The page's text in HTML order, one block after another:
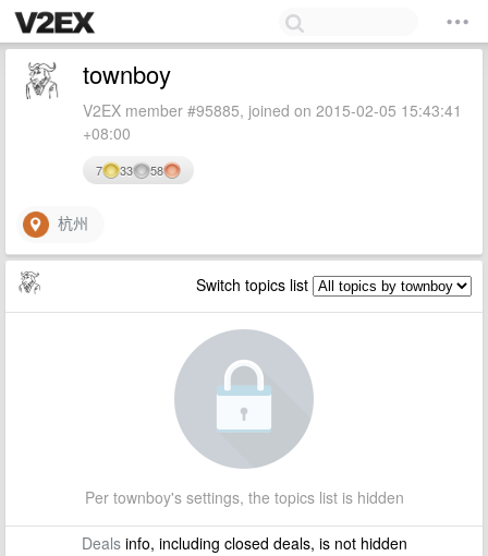
townboy
V2EX member #95885, joined on 2015-02-05 15:43:41
+08:00
7 33 58
杭州
Switch topics list
Per townboy's settings, the topics list is hidden
Dealsinfo, including closed deals, is not hidden